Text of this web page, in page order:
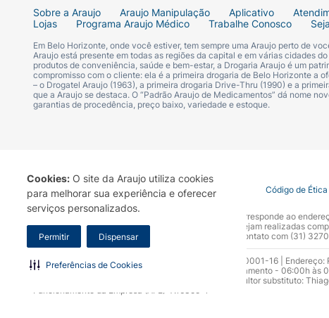
Cookies: O site da Araujo utiliza cookies
para melhorar sua experiência e oferecer
serviços personalizados.
Permitir Dispensar
Preferências de Cookies
cabelos*, como ele merece! Esse creme para
pelas nossas consumidoras. Na nova Linha
seus cabelos crespos, cacheados ou
finalização: Fitagem. Pronta? Com o cabelo
Definição mecha por mecha, usando os
mechas de baixo para cima, ajudando na
Condicionador e Máscara de Tratamento.
animais. #JuntasArrasamos cacheando
Sobre a Araujo Araujo Manipulação Aplicativo
Lojas
Programa Araujo Médico Trabalhe Conosco
Em Belo Horizonte, onde você estiver, tem sempre uma Araujo perto de
Araujo está presente em todas as regiões da capital e em várias cidades
produtos de conveniência, saúde e bem-estar, a Drogaria Araujo é um
compromisso com o cliente: ela é a primeira drogaria de Belo Horizonte a
– o Drogatel Araujo (1963), a primeira drogaria Drive-Thru (1990) e a
que a Araujo se destaca. O “Padrão Araujo de Medicamentos” dá nome
garantias de procedência, preço baixo, variedade e estoque.
Termo de Uso Portal da Privacidade Covid-19 Código de
A Drogaria Araujo S/A informa que o seu site oficial corresponde ao
marca. Para sua segurança recomendamos que não sejam realizadas
Araujo S.A. Em caso de dúvidas, gentileza entrar em contato com (31)
Razão Social: Drogaria Araujo S.A | CNPJ: 17.256.512.0001-16 |
0300.313.1010 e (31) 3270-5000 Horário de funcionamento - 06:00h às
10.965 | Yasmin Silva Alvarenga – CRF 52.584 - Consultor substituto:
Funcionamento da Empresa (AFE): 7.16355-1